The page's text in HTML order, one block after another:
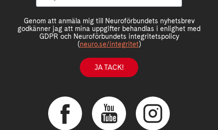
Genom att anmäla mig till Neuroförbundets nyhetsbrev
godkänner jag att mina uppgifter behandlas i enlighet med
GDPR och Neuroförbundets integritetspolicy
(neuro.se/integritet)
JA TACK!